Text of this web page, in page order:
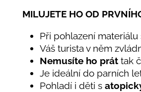
MILUJETE HO OD
Při pohlazení
Váš turista v něm
Nemusíte ho prát tak
Je ideální do parních
Pohladí i děti s